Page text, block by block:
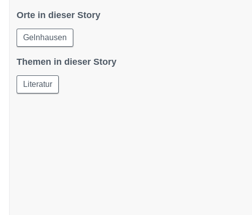
Orte in dieser Story
Gelnhausen
Themen in dieser Story
Literatur